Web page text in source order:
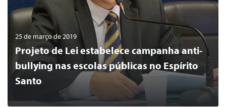
25 de março de 2019
Projeto de Lei estabelece campanha anti-
bullying nas escolas públicas no Espírito
Santo